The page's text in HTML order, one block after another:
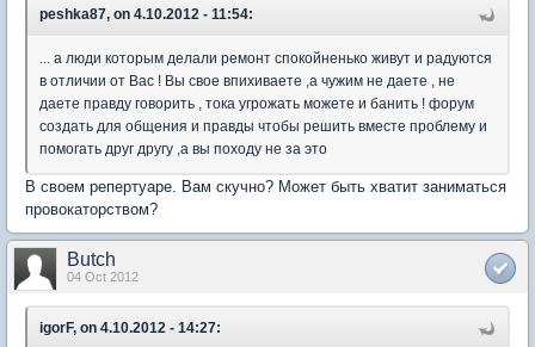
peshka87, on 4.10.2012 - 11:54:
... а люди которым делали ремонт спокойненько живут и радуются
в отличии от Вас ! Вы свое впихиваете ,а чужим не даете , не
даете правду говорить , тока угрожать можете и банить ! форум
создать для общения и правды чтобы решить вместе проблему и
помогать друг другу ,а вы походу не за это
В своем репертуаре. Вам скучно? Может быть хватит заниматься
провокаторством?
Butch
04 Oct 2012
igorF, on 4.10.2012 - 14:27: